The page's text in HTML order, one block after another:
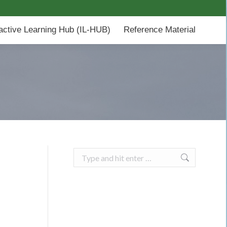
Learning Hub (IL-HUB) Reference Material
Search: